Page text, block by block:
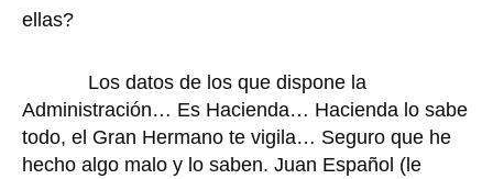
ellas?
Los datos de los que dispone la
Administración… Es Hacienda… Hacienda lo sabe
todo, el Gran Hermano te vigila… Seguro que he
hecho algo malo y lo saben. Juan Español (le